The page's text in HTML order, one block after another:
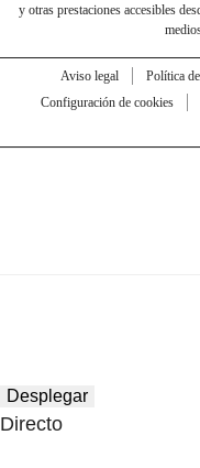
y otras prestaciones accesibles
Aviso legal Política
Configuración de cookies
Desplegar
Directo